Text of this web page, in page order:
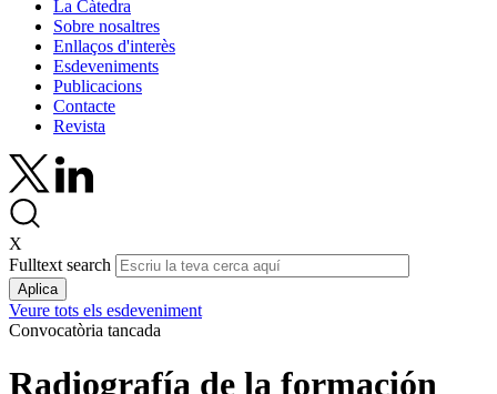
La Càtedra
Sobre nosaltres
Enllaços d'interès
Esdeveniments
Publicacions
Contacte
Revista
X
Fulltext search
Veure tots els esdeveniment
Convocatòria tancada
Radiografía de la formación